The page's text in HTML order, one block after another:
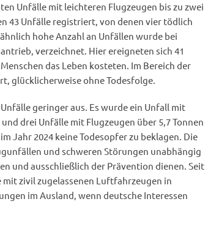
Unfälle mit leichteren Flugzeugen bis zu zwei
43 Unfälle registriert, von denen vier tödlich
hohe Anzahl an Unfällen wurde bei
verzeichnet. Hier ereigneten sich 41
das Leben kosteten. Im Bereich der
glücklicherweise ohne Todesfolge.
geringer aus. Es wurde ein Unfall mit
drei Unfälle mit Flugzeugen über 5,7 Tonnen
Jahr 2024 keine Todesopfer zu beklagen. Die
und schweren Störungen unabhängig
und ausschließlich der Prävention dienen. Seit
mit zivil zugelassenen Luftfahrzeugen in
im Ausland, wenn deutsche Interessen